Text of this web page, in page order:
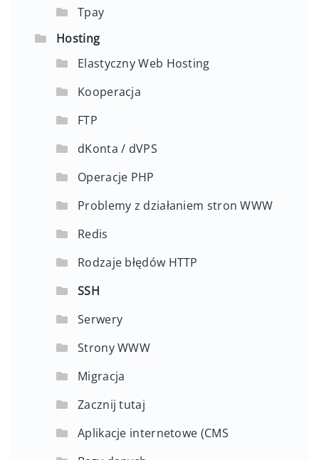
Tpay
Hosting
Elastyczny Web Hosting
Kooperacja
FTP
dKonta / dVPS
Operacje PHP
Problemy z działaniem stron WWW
Redis
Rodzaje błędów HTTP
SSH
Serwery
Strony WWW
Migracja
Zacznij tutaj
Aplikacje internetowe (CMS